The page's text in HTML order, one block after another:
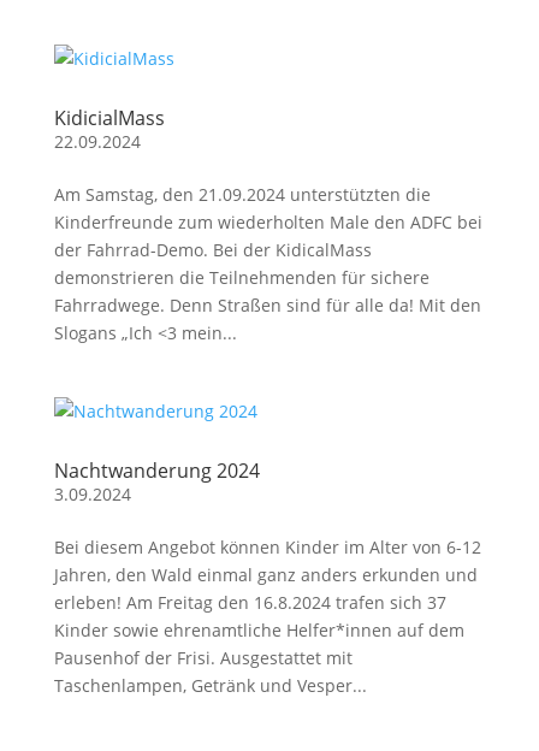
KidicialMass
22.09.2024
Am Samstag, den 21.09.2024 unterstützten die
Kinderfreunde zum wiederholten Male den ADFC bei
der Fahrrad-Demo. Bei der KidicalMass
demonstrieren die Teilnehmenden für sichere
Fahrradwege. Denn Straßen sind für alle da! Mit den
Slogans „Ich <3 mein...
Nachtwanderung 2024
3.09.2024
Bei diesem Angebot können Kinder im Alter von 6-12
Jahren, den Wald einmal ganz anders erkunden und
erleben! Am Freitag den 16.8.2024 trafen sich 37
Kinder sowie ehrenamtliche Helfer*innen auf dem
Pausenhof der Frisi. Ausgestattet mit
Taschenlampen, Getränk und Vesper...